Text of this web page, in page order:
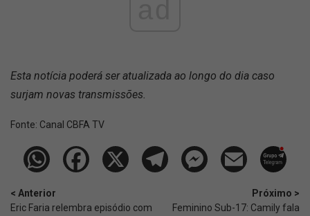
Esta notícia poderá ser atualizada ao longo do dia caso
surjam novas transmissões.
Fonte: Canal CBFA TV
< Anterior
Eric Faria relembra episódio com
Próximo >
Feminino Sub-17: Camily fala